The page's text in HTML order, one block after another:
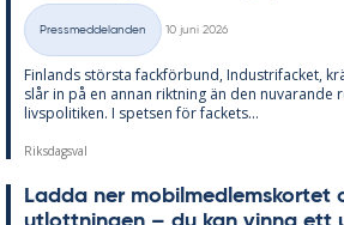
Kategorier
Pressmeddelanden
10 juni 2026
Fin­lan­ds störs­ta fack­för­bund, In­du­stri­fac­ket,
slår in på en an­nan rikt­ning än den
livs­po­li­ti­ken. I spet­sen för fac­kets...
Riksdagsval
Lad­da ner mo­bil­med­lems­kor­tet